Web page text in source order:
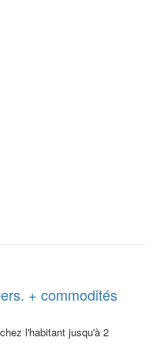
+ commodités
l'habitant jusqu'à 2